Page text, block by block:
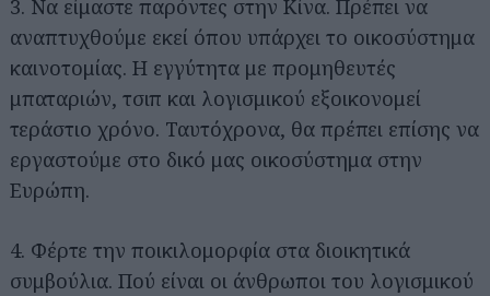
3. Να είμαστε παρόντες στην Κίνα. Πρέπει να
αναπτυχθούμε εκεί όπου υπάρχει το οικοσύστημα
καινοτομίας. Η εγγύτητα με προμηθευτές
μπαταριών, τσιπ και λογισμικού εξοικονομεί
τεράστιο χρόνο. Ταυτόχρονα, θα πρέπει επίσης να
εργαστούμε στο δικό μας οικοσύστημα στην
Ευρώπη.
4. Φέρτε την ποικιλομορφία στα διοικητικά
συμβούλια. Πού είναι οι άνθρωποι του λογισμικού